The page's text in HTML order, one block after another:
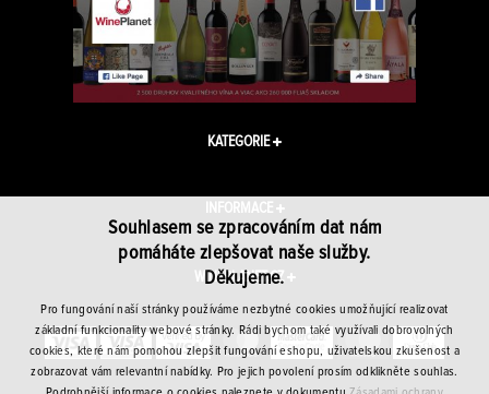
KATEGORIE
INFORMACE
WINEPLANET.CZ
Souhlasem se zpracováním dat nám
pomáháte zlepšovat naše služby.
Děkujeme.
Pro fungování naší stránky používáme nezbytné cookies umožňující realizovat
základní funkcionality webové stránky. Rádi bychom také využívali dobrovolných
cookies, které nám pomohou zlepšit fungování eshopu, uživatelskou zkušenost a
zobrazovat vám relevantní nabídky. Pro jejich povolení prosím odklikněte souhlas.